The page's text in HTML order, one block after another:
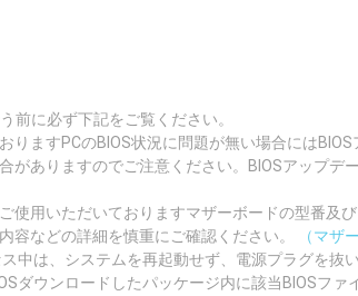
前に必ず下記をご覧ください。
りますPCのBIOS状況に問題が無い場合には
がありますのでご注意ください。BIOSアップ
使用いただいておりますマザーボードの型番及
容などの詳細を慎重にご確認ください。
（マザ
中は、システムを再起動せず、電源プラグを抜
ダウンロードしたパッケージ内に該当BIOSフ